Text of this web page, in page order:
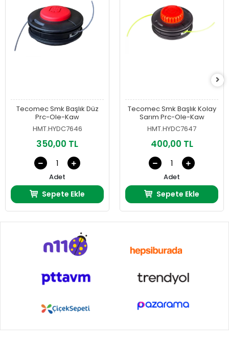
Tecomec Smk Başlık Düz
Prc-Ole-Kaw
HMT.HYDC7646
350,00 TL
Adet
Sepete Ekle
Tecomec Smk Başlık Kolay
Sarım Prc-Ole-Kaw
HMT.HYDC7647
400,00 TL
Adet
Sepete Ekle